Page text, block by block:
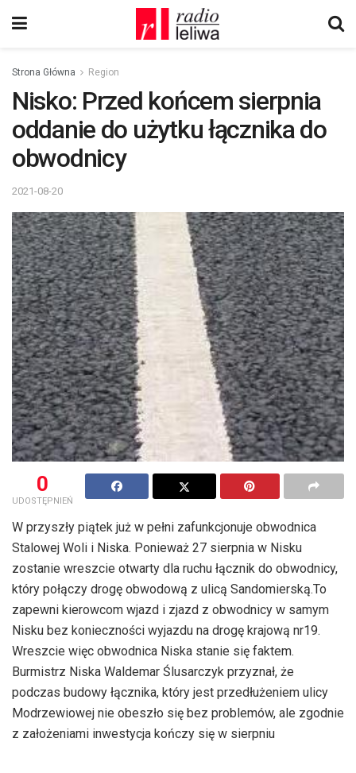
Strona Główna Region
Nisko: Przed końcem sierpnia
oddanie do użytku łącznika do
obwodnicy
2021-08-20
0
UDOSTĘPNIEŃ
W przyszły piątek już w pełni zafunkcjonuje obwodnica
Stalowej Woli i Niska. Ponieważ 27 sierpnia w Nisku
zostanie wreszcie otwarty dla ruchu łącznik do obwodnicy,
który połączy drogę obwodową z ulicą Sandomierską.To
zapewni kierowcom wjazd i zjazd z obwodnicy w samym
Nisku bez konieczności wyjazdu na drogę krajową nr19.
Wreszcie więc obwodnica Niska stanie się faktem.
Burmistrz Niska Waldemar Ślusarczyk przyznał, że
podczas budowy łącznika, który jest przedłużeniem ulicy
Modrzewiowej nie obeszło się bez problemów, ale zgodnie
z założeniami inwestycja kończy się w sierpniu